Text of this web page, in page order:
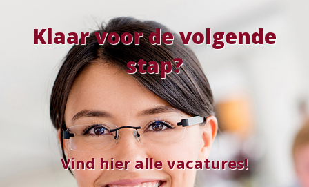
Klaar voor de volgende
stap?
Vind hier alle vacatures!